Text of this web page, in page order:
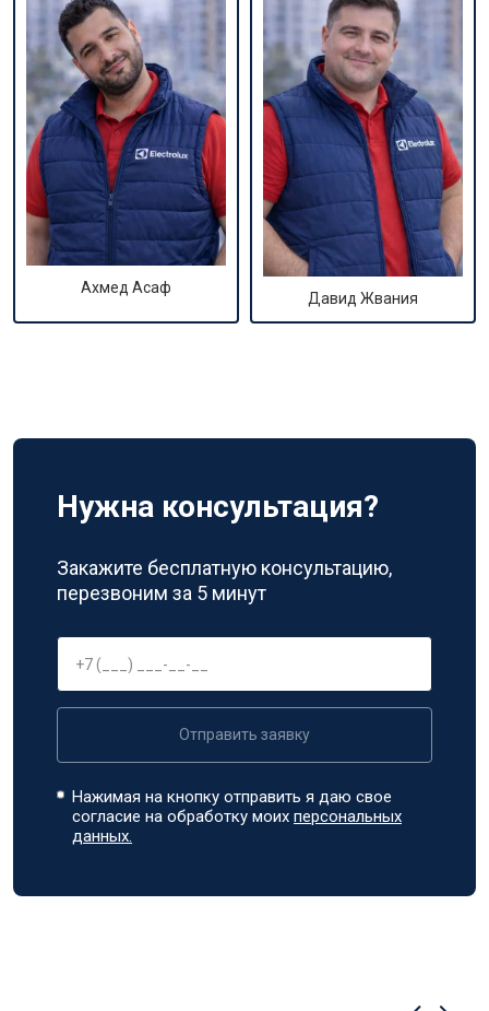
Ахмед Асаф
Давид Жвания
Нужна консультация?
Закажите бесплатную консультацию,
перезвоним за 5 минут
Отправить заявку
Нажимая на кнопку отправить я даю свое
согласие на обработку моихперсональных
данных.